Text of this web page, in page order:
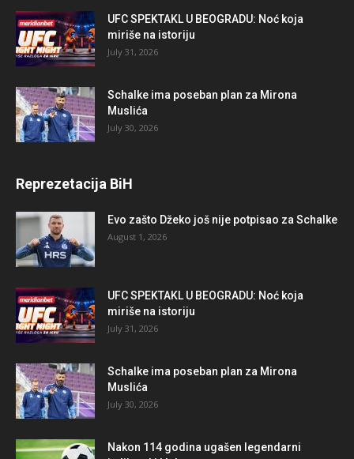
UFC SPEKTAKL U BEOGRADU: Noć koja
miriše na istoriju
July 31, 2026
Schalke ima poseban plan za Mirona
Muslića
July 30, 2026
Reprezetacija BiH
Evo zašto Džeko još nije potpisao za Schalke
August 1, 2026
UFC SPEKTAKL U BEOGRADU: Noć koja
miriše na istoriju
July 31, 2026
Schalke ima poseban plan za Mirona
Muslića
July 30, 2026
Nakon 114 godina ugašen legendarni